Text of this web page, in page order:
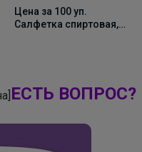
Цена за 100 уп.
Салфетка спиртовая,
ЕСТЬ ВОПРОС?